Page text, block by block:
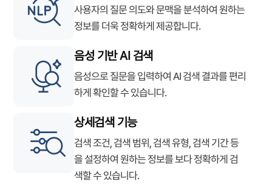
사용자의 질문 의도와 문맥을 분석하여 원하는
정보를 더욱 정확하게 제공합니다.
음성 기반 AI 검색
음성으로 질문을 입력하여 AI 검색 결과를 편리
하게 확인할 수 있습니다.
상세검색 기능
검색 조건, 검색 범위, 검색 유형, 검색 기간 등
을 설정하여 원하는 정보를 보다 정확하게 검
색할 수 있습니다.